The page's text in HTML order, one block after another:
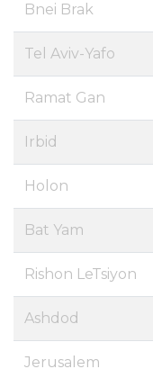
Bnei Brak
Tel Aviv-Yafo
Ramat Gan
Irbid
Holon
Bat Yam
Rishon LeTsiyon
Ashdod
Jerusalem